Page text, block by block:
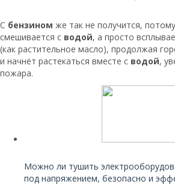
С бензином же так не получится,
смешивается с водой, а просто
(как растительное масло), продолжая
и начнёт растекаться вместе с водой,
пожара.
Можно ли тушить
под напряжением, безопасно и